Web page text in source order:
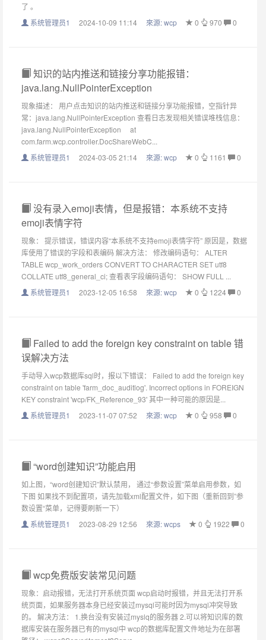
了 。
系统管理员1
2024-10-09 11:14 來源:wcp 0 970 0
知识的站内推送和链接分享功能报错：
java.lang.NullPointerException
现象描述： 用户点击知识的站内推送和链接分享功能报错，空指针异
常：java.lang.NullPointerException 查看日志发现相关错误堆栈信息：
java.lang.NullPointerException at
com.farm.wcp.controller.DocShareWebC...
系统管理员1
2024-03-05 21:14 來源:wcp 0 1161 0
没有录入emoji表情，但是报错：本系统不支持
emoji表情字符
现象： 提示错误，错误内容“本系统不支持emoji表情字符” 原因是，数据
库使用了错误的字段和表编码 解决方法： 修改编码语句： ALTER
TABLE wcp_work_orders CONVERT TO CHARACTER SET utf8
COLLATE utf8_general_ci; 查看表字段编码语句： SHOW FULL ...
系统管理员1
2023-12-05 16:58 來源:wcp 0 1224 0
Failed to add the foreign key constraint on table 错
误解决方法
手动导入wcp数据库sql时，报以下错误： Failed to add the foreign key
constraint on table 'farm_doc_auditlog'. Incorrect options in FOREIGN
KEY constraint 'wcp/FK_Reference_93' 其中一种可能的原因是...
系统管理员1
2023-11-07 07:52 來源:wcp 0 958 0
“word创建知识”功能启用
如上图，“word创建知识”默认禁用， 通过“参数设置”菜单启用参数，如
下图 如果找不到配置项，请先加载xml配置文件，如下图（重新回到”参
数设置“菜单，记得要刷新一下）
系统管理员1
2023-08-29 12:56 來源:wcps 0 1922 0
wcp免费版安装常见问题
现象：启动报错，无法打开系统页面 wcp启动时报错，并且无法打开系
统页面，如果服务器本身已经安装过mysql可能时因为mysql冲突导致
的。 解决方法： 1.换台没有安装过myslq的服务器 2.可以将知识库的数
据库安装在服务器已有的mysql中 wcp的数据库配置文件地址为在部署